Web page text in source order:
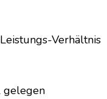
Verhältnis
gelegen